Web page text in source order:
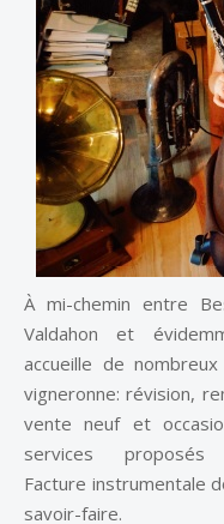
À mi-chemin entre
Valdahon et
accueille de
vigneronne: révision,
vente neuf et
services
Facture instrumentale
savoir-faire.